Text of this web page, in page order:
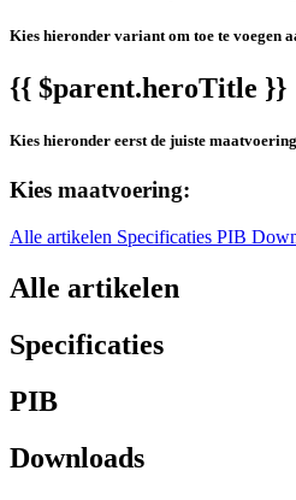
Kies hieronder variant om toe te voegen
{{ $parent.heroTitle }}
Kies hieronder eerst de juiste
Kies maatvoering:
Alle artikelen Specificaties PIB
Alle artikelen
Specificaties
PIB
Downloads